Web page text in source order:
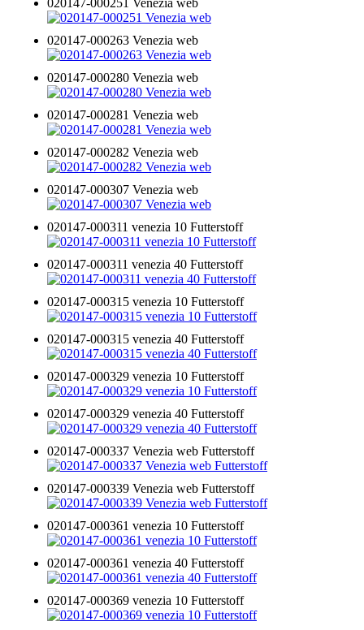
020147-000251 Venezia web
020147-000263 Venezia web
020147-000280 Venezia web
020147-000281 Venezia web
020147-000282 Venezia web
020147-000307 Venezia web
020147-000311 venezia 10 Futterstoff
020147-000311 venezia 40 Futterstoff
020147-000315 venezia 10 Futterstoff
020147-000315 venezia 40 Futterstoff
020147-000329 venezia 10 Futterstoff
020147-000329 venezia 40 Futterstoff
020147-000337 Venezia web Futterstoff
020147-000339 Venezia web Futterstoff
020147-000361 venezia 10 Futterstoff
020147-000361 venezia 40 Futterstoff
020147-000369 venezia 10 Futterstoff